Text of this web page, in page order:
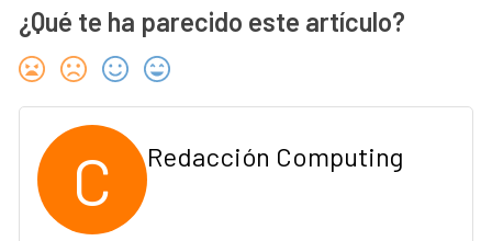
¿Qué te ha parecido este artículo?
C Redacción Computing